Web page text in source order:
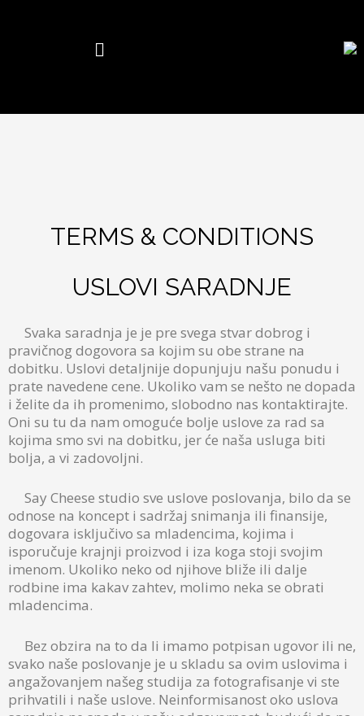
Main
TERMS & CONDITIONS
USLOVI SARADNJE
Svaka saradnja je je pre svega stvar dobrog i
pravičnog dogovora sa kojim su obe strane na
dobitku. Uslovi detaljnije dopunjuju našu ponudu i
prate navedene cene. Ukoliko vam se nešto ne dopada
i želite da ih promenimo, slobodno nas kontaktirajte.
Oni su tu da nam omoguće bolje uslove za rad sa
kojima smo svi na dobitku, jer će naša usluga biti
bolja, a vi zadovoljni.
Say Cheese studio sve uslove poslovanja, bilo da se
odnose na koncept i sadržaj snimanja ili finansije,
dogovara isključivo sa mladencima, kojima i
isporučuje krajnji proizvod i iza koga stoji svojim
imenom. Ukoliko neko od njihove bliže ili dalje
rodbine ima kakav zahtev, molimo neka se obrati
mladencima.
Bez obzira na to da li imamo potpisan ugovor ili ne,
svako naše poslovanje je u skladu sa ovim uslovima i
angažovanjem našeg studija za fotografisanje vi ste
prihvatili i naše uslove. Neinformisanost oko uslova